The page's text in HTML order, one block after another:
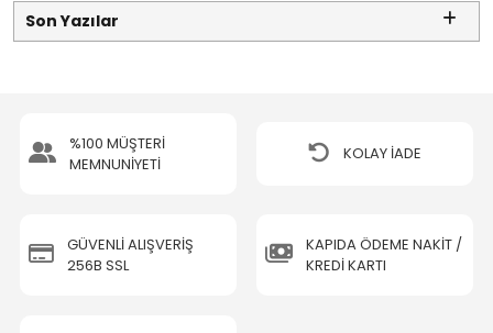
Son Yazılar
%100 MÜŞTERİ
MEMNUNİYETİ
KOLAY İADE
GÜVENLİ ALIŞVERİŞ
256B SSL
KAPIDA ÖDEME NAKİT /
KREDİ KARTI